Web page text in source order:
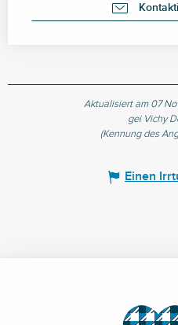
Aktualisiert am 07
gei Vichy
(Kennung des
Einen